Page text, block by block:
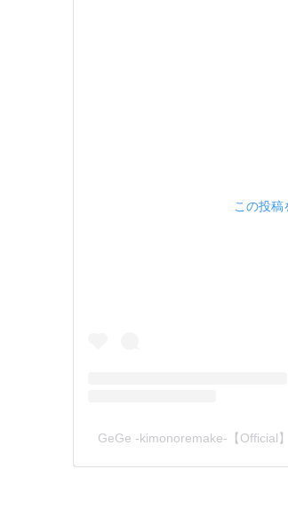
この投
GeGe -kimonoremake-【Official